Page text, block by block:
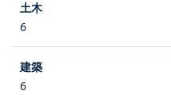
6
6